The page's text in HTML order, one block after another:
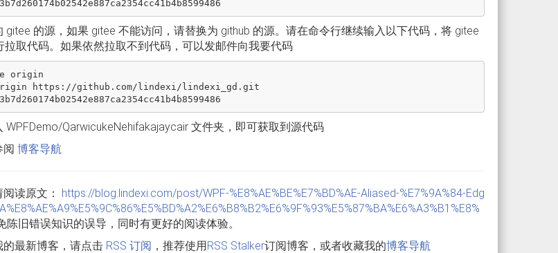
gitee 的源，如果 gitee 不能访问，请替换为 github 的源。请在命令行继续输入以下代码，将 gitee
拉取代码。如果依然拉取不到代码，可以发邮件向我要代码
origin
https://github.com/lindexi/lindexi_gd.git
WPFDemo/QarwicukeNehifakajaycair 文件夹，即可获取到源代码
阅 博客导航
读原文： https://blog.lindexi.com/post/WPF-%E8%AE%BE%E7%BD%AE-Aliased-%E7%9A%84-Edg
陈旧错误知识的误导，同时有更好的阅读体验。
最新博客，请点击 RSS 订阅 ，推荐使用RSS Stalker订阅博客，或者收藏我的博客导航